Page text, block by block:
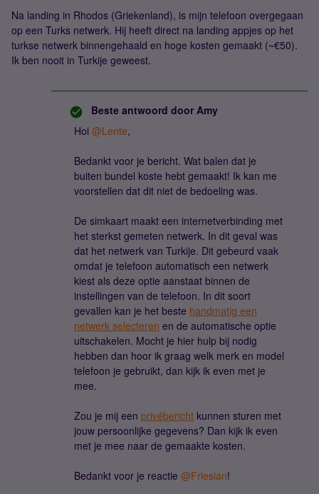
Na landing in Rhodos (Griekenland), is mijn telefoon overgegaan
op een Turks netwerk. Hij heeft direct na landing appjes op het
turkse netwerk binnengehaald en hoge kosten gemaakt (~€50).
Ik ben nooit in Turkije geweest.
Beste antwoord door Amy
Hoi ​ @Lente,
Bedankt voor je bericht. Wat balen dat je
buiten bundel koste hebt gemaakt! Ik kan me
voorstellen dat dit niet de bedoeling was.
De simkaart maakt een internetverbinding met
het sterkst gemeten netwerk. In dit geval was
dat het netwerk van Turkije. Dit gebeurd vaak
omdat je telefoon automatisch een netwerk
kiest als deze optie aanstaat binnen de
instellingen van de telefoon. In dit soort
gevallen kan je het beste handmatig een
netwerk selecteren en de automatische optie
uitschakelen. Mocht je hier hulp bij nodig
hebben dan hoor ik graag welk merk en model
telefoon je gebruikt, dan kijk ik even met je
mee.
Zou je mij een privébericht kunnen sturen met
jouw persoonlijke gegevens? Dan kijk ik even
met je mee naar de gemaakte kosten.
Bedankt voor je reactie ​ @Friesian!